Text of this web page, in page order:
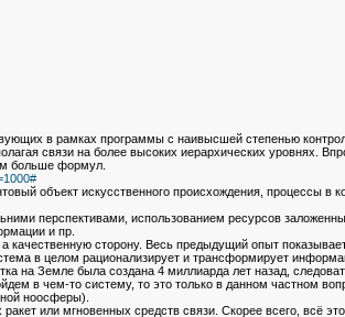
в рамках программы с наивысшей степенью
связи на более высоких иерархических уровнях.
больше формул.
объект искусственного происхождения, процессы в
перспективами, использованием ресурсов
и пр.
сторону. Весь предыдущий опыт
в целом рационализирует и трансформирует
на Земле была создана 4 миллиарда лет назад,
в чем-то систему, то это только в данном частном
ноосферы).
или мгновенных средств связи. Скорее всего, всё